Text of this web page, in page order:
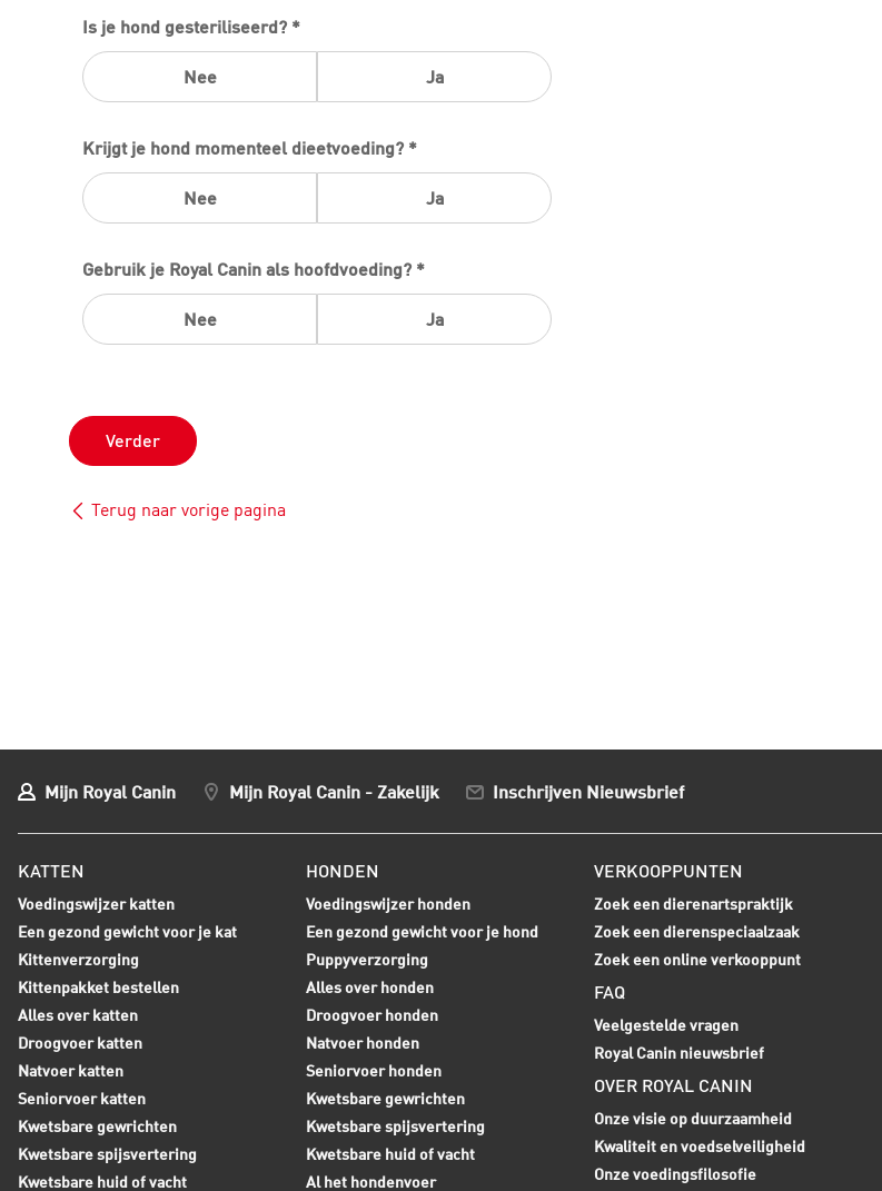
Is je hond gesteriliseerd? *
Nee Ja
Krijgt je hond momenteel dieetvoeding? *
Nee Ja
Gebruik je Royal Canin als hoofdvoeding? *
Nee Ja
Verder
Terug naar vorige pagina
Mijn Royal Canin Mijn Royal Canin - Zakelijk Inschrijven Nieuwsbrief
KATTEN
Voedingswijzer katten
Een gezond gewicht voor je kat
Kittenverzorging
Kittenpakket bestellen
Alles over katten
Droogvoer katten
Natvoer katten
Seniorvoer katten
Kwetsbare gewrichten
Kwetsbare spijsvertering
Kwetsbare huid of vacht
HONDEN
Voedingswijzer honden
Een gezond gewicht voor je hond
Puppyverzorging
Alles over honden
Droogvoer honden
Natvoer honden
Seniorvoer honden
Kwetsbare gewrichten
Kwetsbare spijsvertering
Kwetsbare huid of vacht
Al het hondenvoer
VERKOOPPUNTEN
Zoek een dierenartspraktijk
Zoek een dierenspeciaalzaak
Zoek een online verkooppunt
FAQ
Veelgestelde vragen
Royal Canin nieuwsbrief
OVER ROYAL CANIN
Onze visie op duurzaamheid
Kwaliteit en voedselveiligheid
Onze voedingsfilosofie